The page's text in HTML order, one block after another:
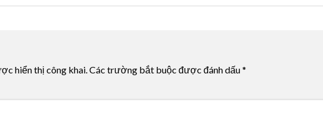
hiển thị công khai.Các trường bắt buộc được đánh dấu*